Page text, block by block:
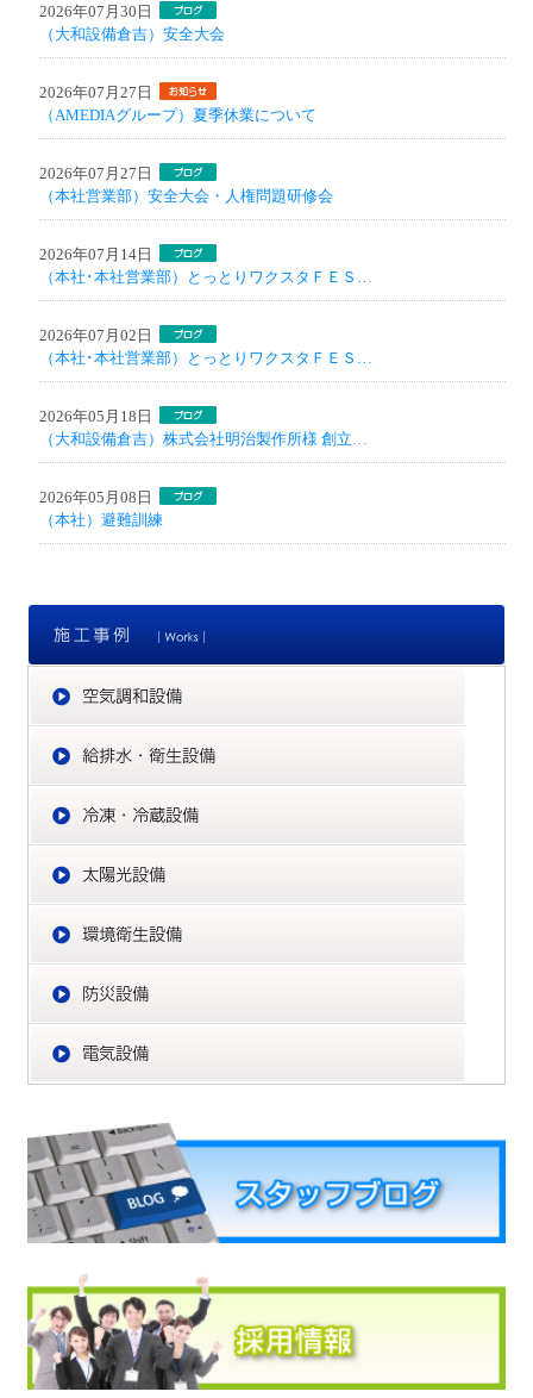
2026年07月30日
（大和設備倉吉）安全大会
2026年07月27日
（AMEDIAグループ）夏季休業について
2026年07月27日
（本社営業部）安全大会・人権問題研修会
2026年07月14日
（本社･本社営業部）とっとりワクスタＦＥＳ…
2026年07月02日
（本社･本社営業部）とっとりワクスタＦＥＳ…
2026年05月18日
（大和設備倉吉）株式会社明治製作所様 創立…
2026年05月08日
（本社）避難訓練